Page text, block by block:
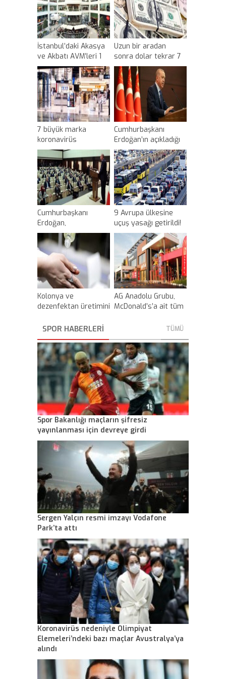
İstanbul’daki Akasya
ve Akbatı AVM’leri 1
Haziran’da açılacak
Uzun bir aradan
sonra dolar tekrar 7
liranın üstüne çıktı
7 büyük marka
koronavirüs
nedeniyle
mağazalarını
açmama kararı aldı
Cumhurbaşkanı
Erdoğan’ın açıkladığı
tedbir paketiyle ilgili
ekonomi dünyasından
ilk yorumlar geldi
Cumhurbaşkanı
Erdoğan,
koronavirüse karşı
alınan 21 tedbiri
açıkladı
9 Avrupa ülkesine
uçuş yasağı getirildi!
Kolonya ve
dezenfektan üretimini
karıştırma
zorunluluğu askıya
alındı
AG Anadolu Grubu,
McDonald’s’a ait tüm
SPOR HABERLERİ TÜMÜ
Spor Bakanlığı maçların şifresiz
yayınlanması için devreye girdi
Sergen Yalçın resmi imzayı Vodafone
Park’ta attı
Koronavirüs nedeniyle Olimpiyat
Elemeleri’ndeki bazı maçlar Avustralya’ya
alındı